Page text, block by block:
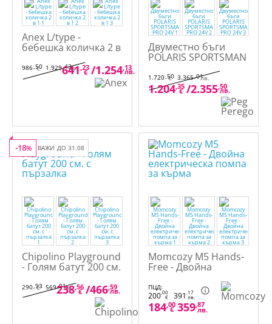
Anex L/type -
бебешка количка 2 в
986,50
€ 1.929,43лв.
641,23
€ /1.254,13
лв.
Двуместно бъги
POLARIS SPORTSMAN
1.720,50
€ 3.365,01лв.
1.204,35
€ /2.355,50
лв.
ВАЖИ ДО 31.08
-18%
Chipolino Playground
- Голям батут 200 см.
290,93
€ 569,01лв.
238,56
€ /466,59
лв.
Momcozy M5 Hands-
Free - Двойна
за кърма
ПЦД:
200,00
€ 391,17
лв.
184,00
€ 359,87
лв.